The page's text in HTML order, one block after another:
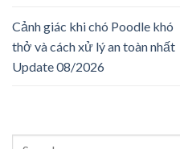
Cảnh giác khi chó Poodle khó
thở và cách xử lý an toàn nhất
Update 08/2026